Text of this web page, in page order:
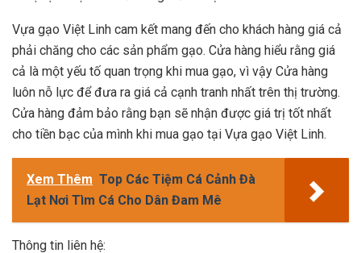
Vựa gạo Việt Linh cam kết mang đến cho khách hàng giá cả
phải chăng cho các sản phẩm gạo. Cửa hàng hiểu rằng giá
cả là một yếu tố quan trọng khi mua gạo, vì vậy Cửa hàng
luôn nỗ lực để đưa ra giá cả cạnh tranh nhất trên thị trường.
Cửa hàng đảm bảo rằng bạn sẽ nhận được giá trị tốt nhất
cho tiền bạc của mình khi mua gạo tại Vựa gạo Việt Linh.
Xem Thêm Top Các Tiệm Cá Cảnh Đà
Lạt Nơi Tìm Cá Cho Dân Đam Mê
Thông tin liên hệ: